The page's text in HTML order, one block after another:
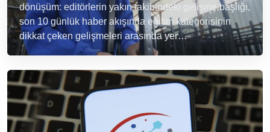
dönüşüm: editörlerin yakın takibindeki gelişme başlığı,
son 10 günlük haber akışında eğitim kategorisinin
dikkat çeken gelişmeleri arasında yer…